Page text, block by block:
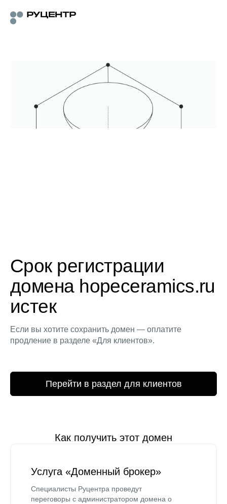
Срок регистрации
домена hopeceramics.ru
истек
Если вы хотите сохранить домен — оплатите
продление в разделе «Для клиентов».
Перейти в раздел для клиентов
Как получить этот домен
Услуга «Доменный брокер»
Специалисты Руцентра проведут
переговоры с администратором домена о